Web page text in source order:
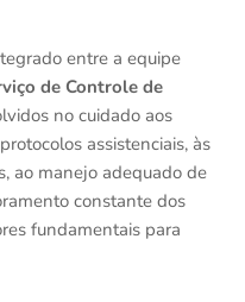
entre a equipe
de Controle de
no cuidado aos
assistenciais, às
ao manejo adequado de
constante dos
fundamentais para